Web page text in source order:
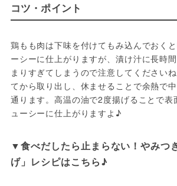
コツ・ポイント
鶏もも肉は下味を付けてもみ込んでおく
ーシーに仕上がりますが、漬け汁に長時
まりすぎてしまうので注意してください
てから取り出し、休ませることで余熱で
通ります。高温の油で2度揚げることで表
ューシーに仕上がりますよ♪
▼食べだしたら止まらない！やみつ
げ」レシピはこちら♪